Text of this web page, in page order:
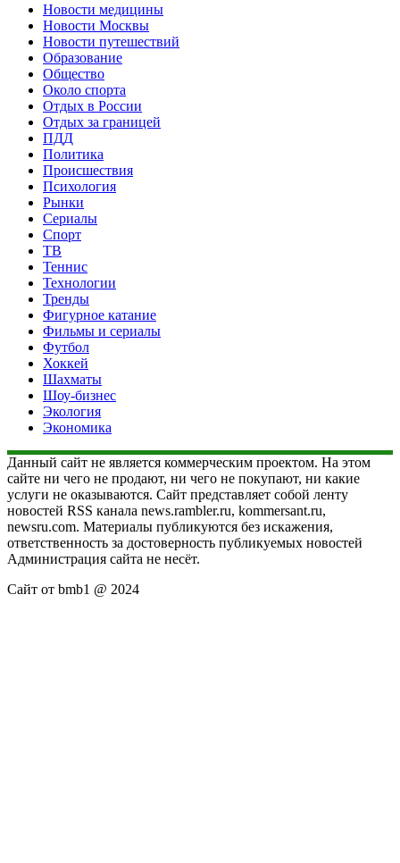
Новости медицины
Новости Москвы
Новости путешествий
Образование
Общество
Около спорта
Отдых в России
Отдых за границей
ПДД
Политика
Происшествия
Психология
Рынки
Сериалы
Спорт
ТВ
Теннис
Технологии
Тренды
Фигурное катание
Фильмы и сериалы
Футбол
Хоккей
Шахматы
Шоу-бизнес
Экология
Экономика
Данный сайт не является коммерческим проектом. На этом
сайте ни чего не продают, ни чего не покупают, ни какие
услуги не оказываются. Сайт представляет собой ленту
новостей RSS канала news.rambler.ru, kommersant.ru,
newsru.com. Материалы публикуются без искажения,
ответственность за достоверность публикуемых новостей
Администрация сайта не несёт.
Сайт от bmb1 @ 2024